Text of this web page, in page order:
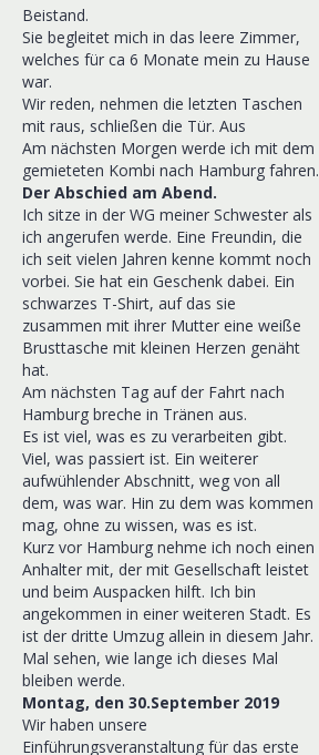
Beistand.
Sie begleitet mich in das leere Zimmer,
welches für ca 6 Monate mein zu Hause
war.
Wir reden, nehmen die letzten Taschen
mit raus, schließen die Tür. Aus
Am nächsten Morgen werde ich mit dem
gemieteten Kombi nach Hamburg fahren.
Der Abschied am Abend.
Ich sitze in der WG meiner Schwester als
ich angerufen werde. Eine Freundin, die
ich seit vielen Jahren kenne kommt noch
vorbei. Sie hat ein Geschenk dabei. Ein
schwarzes T-Shirt, auf das sie
zusammen mit ihrer Mutter eine weiße
Brusttasche mit kleinen Herzen genäht
hat.
Am nächsten Tag auf der Fahrt nach
Hamburg breche in Tränen aus.
Es ist viel, was es zu verarbeiten gibt.
Viel, was passiert ist. Ein weiterer
aufwühlender Abschnitt, weg von all
dem, was war. Hin zu dem was kommen
mag, ohne zu wissen, was es ist.
Kurz vor Hamburg nehme ich noch einen
Anhalter mit, der mit Gesellschaft leistet
und beim Auspacken hilft. Ich bin
angekommen in einer weiteren Stadt. Es
ist der dritte Umzug allein in diesem Jahr.
Mal sehen, wie lange ich dieses Mal
bleiben werde.
Montag, den 30.September 2019
Wir haben unsere
Einführungsveranstaltung für das erste